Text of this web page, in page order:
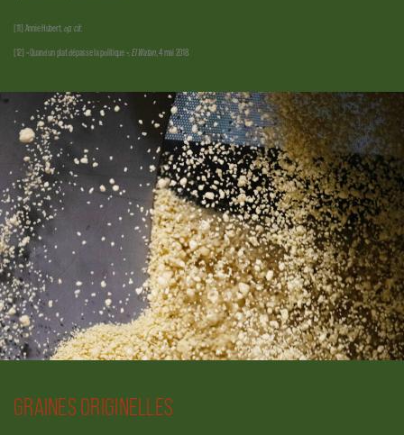
[11] Annie Hubert, op. cit.
[12] « Quand un plat dépasse la politique », El Watan, 4 mai 2018.
GRAINES ORIGINELLES